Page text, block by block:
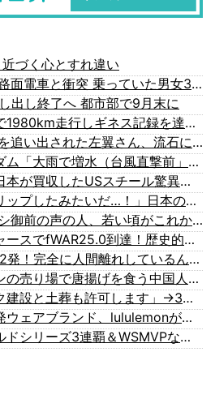
づく心とすれ違い
【鹿児島】 突然右折し路面電車と衝突 乗っていた男女3人は車を放置しダッシュで逃走中
出し終了へ 都市部で9月末に
日産e-power、無給油で1980km走行しギネス記録を達成、無駄な発電や送電ロスなくEVよりエコを証明
【動画】 広島記念公園を追い出された左翼さん、流石にキモすぎて炎上
中国「大洪水！」三峡ダム「大雨で増水（台風直撃前」中国ダム「緊急放流！」中国鉄道「列車が走行中に流される」中国避難所「支援物資は有料です」謎の勢力「え」→
海外「素晴らしい！」日本が買収したUSスチール驚異の大復活に米国人が大喜び
海外「まるでタイムスリップしたみたいだ…！」日本の江戸時代の街並みがそのまま保存されている貴重な場所とは・・・？【海外の反応】
【衝撃】 韓国人「エボシ御前の声の人、若い頃がこれかよ」
海外「大谷翔平がドジャースでfWAR25.0到達！歴史的ペースに海外騒然…」
海外「大谷翔平が1試合2発！完全に人間離れしているんだが…」
【移民政策反対】イオンの売り場で唐揚げを食う中国人の子供
【炎上】藤沢市「モスク建設と土葬も許可します」→3万人の反対署名も却下
【知ってた？】カナダ発ウェアブランド、lululemonが日本でオープン→店名は日本差別からできた？
海外「大谷翔平がワールドシリーズ3連覇＆WSMVPなら歴代何位？海外ファンの答えがこちら」